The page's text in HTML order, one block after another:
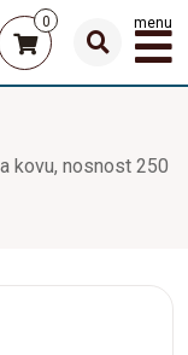
0 menu
kovu, nosnost 250